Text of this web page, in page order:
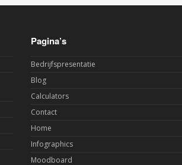
Pagina’s
Bedrijfspresentatie
Blog
Calculators
Contact
Home
Infographics
Moodboard